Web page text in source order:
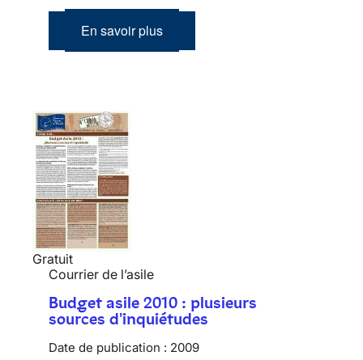
En savoir plus
Gratuit
Courrier de l’asile
Budget asile 2010 : plusieurs
sources d'inquiétudes
Date de publication : 2009